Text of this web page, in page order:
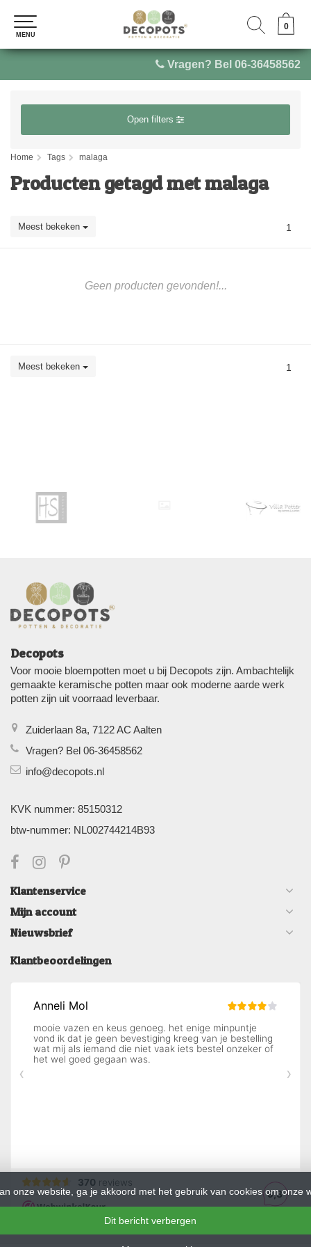
Vragen? Bel 06-36458562
0
MENU
0
MENU
Open filters
Home Tags malaga
Producten getagd met malaga
Meest bekeken 1
Geen producten gevonden!...
Meest bekeken 1
Decopots
Voor mooie bloempotten moet u bij Decopots zijn. Ambachtelijk
gemaakte keramische potten maar ook moderne aarde werk
potten zijn uit voorraad leverbaar.
Zuiderlaan 8a, 7122 AC Aalten
Vragen? Bel 06-36458562
info@decopots.nl
KVK nummer: 85150312
btw-nummer: NL002744214B93
Klantenservice
Mijn account
Nieuwsbrief
Klantbeoordelingen
onze website, ga je akkoord met het gebruik van cookies om onze
Dit bericht verbergen